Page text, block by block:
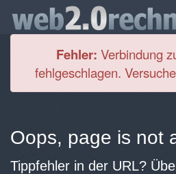
Fehler: Verbindung
fehlgeschlagen.
Oops, page is not
Tippfehler in der URL?